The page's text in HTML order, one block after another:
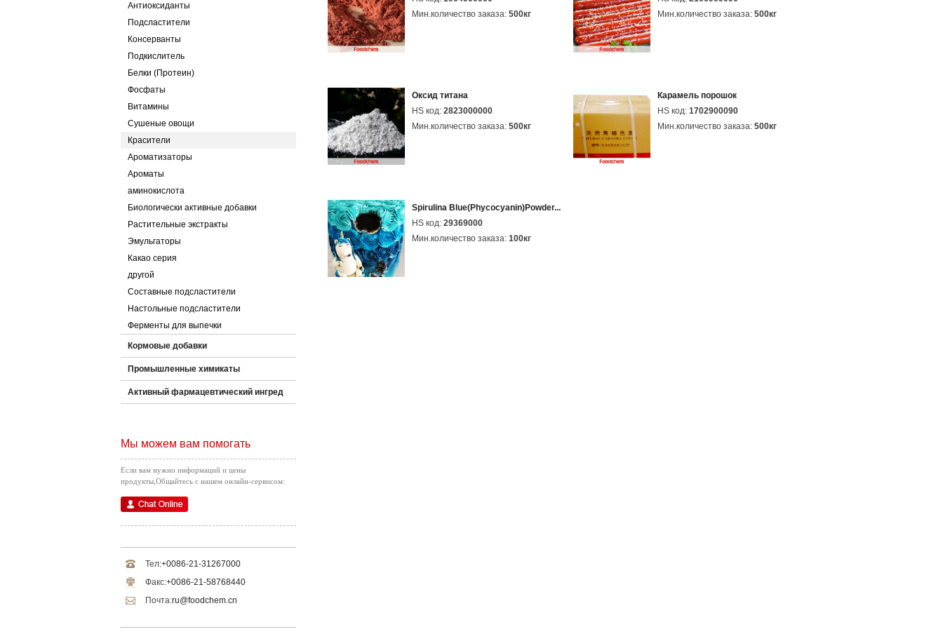
Антиоксиданты
Подсластители
Консерванты
Подкислитель
Белки (Протеин)
Фосфаты
Витамины
Сушеные овощи
Красители
Ароматизаторы
Ароматы
аминокислота
Биологически активные добавки
Растительные экстракты
Эмульгаторы
Какао серия
другой
Составные подсластители
Настольные подсластители
Ферменты для выпечки
Кормовые добавки
Промышленные химикаты
Активный фармацевтический ингред
Мы можем вам помогать
Если вам нужно информаций и цены
продукты,Общайтесь с нашем онлайн-сервисом:
Тел:+0086-21-31267000
Факс:+0086-21-58768440
Почта:ru@foodchem.cn
Мин.количество заказа: 500кг
Мин.количество заказа: 500кг
Оксид титана
HS код: 2823000000
Мин.количество заказа: 500кг
Карамель порошок
HS код: 1702900090
Мин.количество заказа: 500кг
Spirulina Blue(Phycocyanin)Powder...
HS код: 29369000
Мин.количество заказа: 100кг